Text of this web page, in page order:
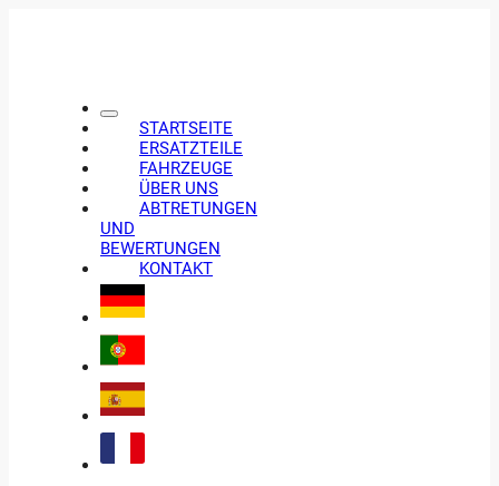
STARTSEITE
ERSATZTEILE
FAHRZEUGE
ÜBER UNS
ABTRETUNGEN
UND
BEWERTUNGEN
KONTAKT